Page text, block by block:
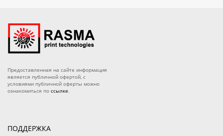
Предоставленная на сайте информация
является публичной офертой, с
условиями публичной оферты можно
ознакомиться по ссылке.
ПОДДЕРЖКА